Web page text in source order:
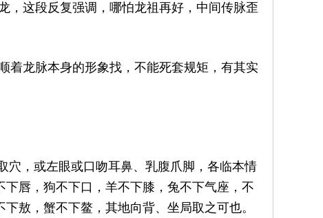
，这段反复强调，哪怕龙祖再好，中间传脉歪
着龙脉本身的形象找，不能死套规矩，有其实
，或左眼或口吻耳鼻、乳腹爪脚，各临本情
唇，狗不下口，羊不下膝，兔不下气座，不
敖，蟹不下鳌，其地向背、坐局取之可也。